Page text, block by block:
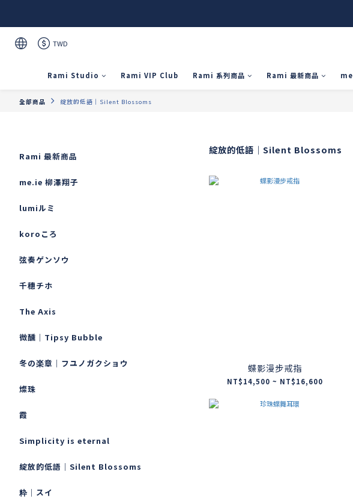
TWD
Rami Studio Rami VIP Club Rami 系列商品 Rami 最新商品
全部商品 綻放的低語｜Silent Blossoms
Rami 最新商品
me.ie 柳澤翔子
lumiルミ
koroころ
弦奏ゲンソウ
千穗チホ
The Axis
微醺｜Tipsy Bubble
冬の楽章｜フユノガクショウ
燦珠
霞
Simplicity is eternal
綻放的低語｜Silent Blossoms
粋｜スイ
綻放的低語｜Silent Blossoms
蝶影漫步戒指
NT$14,500 ~ NT$16,600